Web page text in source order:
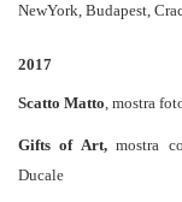
NewYork, Budapest,
2017
Scatto Matto, mostra
Gifts of Art,mostra
Ducale